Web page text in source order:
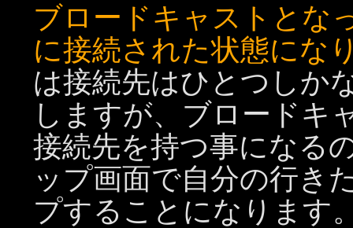
ブロードキャストとな
に接続された状態にな
は接続先はひとつしか
しますが、ブロードキ
接続先を持つ事になる
ップ画面で自分の行き
プすることになります